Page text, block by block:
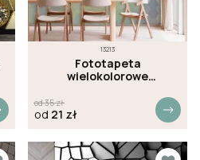
13213
Fototapeta
wielokolorowe
od35zł
od 21 zł